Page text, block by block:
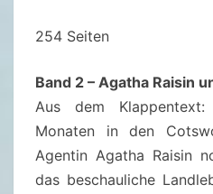
S
I
B
A
254 Seiten
Band 2 – Agatha Raisin
Aus dem
Monaten in den
Agentin Agatha Raisin
das beschauliche